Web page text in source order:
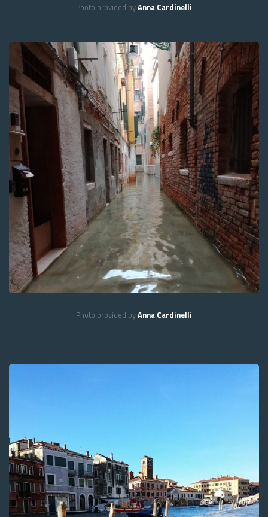
Photo provided byAnna Cardinelli
Photo provided byAnna Cardinelli